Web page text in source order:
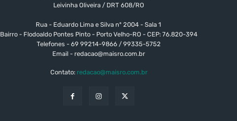
Leivinha Oliveira / DRT 608/RO
Rua - Eduardo Lima e Silva nº 2004 - Sala 1
Bairro - Flodoaldo Pontes Pinto - Porto Velho-RO - CEP: 76.820-394
Telefones - 69 99214-9866 / 99335-5752
Email - redacao@maisro.com.br
Contato: redacao@maisro.com.br